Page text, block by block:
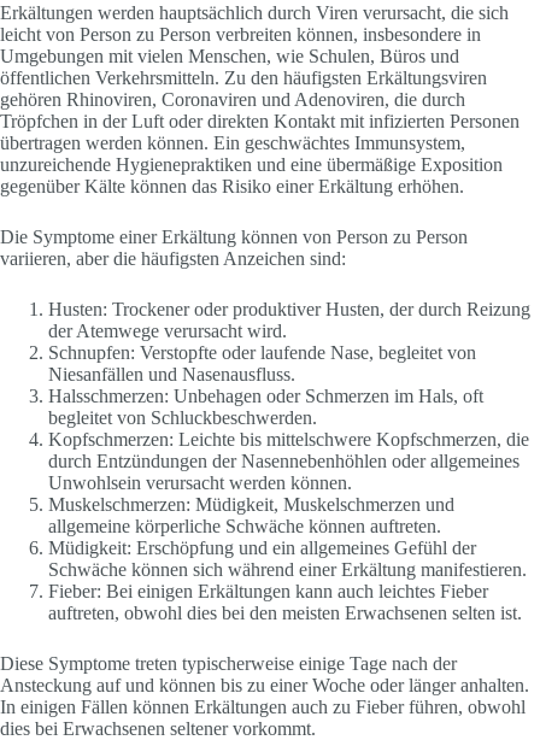
Erkältungen werden hauptsächlich durch Viren verursacht, die sich
leicht von Person zu Person verbreiten können, insbesondere in
Umgebungen mit vielen Menschen, wie Schulen, Büros und
öffentlichen Verkehrsmitteln. Zu den häufigsten Erkältungsviren
gehören Rhinoviren, Coronaviren und Adenoviren, die durch
Tröpfchen in der Luft oder direkten Kontakt mit infizierten Personen
übertragen werden können. Ein geschwächtes Immunsystem,
unzureichende Hygienepraktiken und eine übermäßige Exposition
gegenüber Kälte können das Risiko einer Erkältung erhöhen.
Die Symptome einer Erkältung können von Person zu Person
variieren, aber die häufigsten Anzeichen sind:
Husten: Trockener oder produktiver Husten, der durch Reizung
der Atemwege verursacht wird.
Schnupfen: Verstopfte oder laufende Nase, begleitet von
Niesanfällen und Nasenausfluss.
Halsschmerzen: Unbehagen oder Schmerzen im Hals, oft
begleitet von Schluckbeschwerden.
Kopfschmerzen: Leichte bis mittelschwere Kopfschmerzen, die
durch Entzündungen der Nasennebenhöhlen oder allgemeines
Unwohlsein verursacht werden können.
Muskelschmerzen: Müdigkeit, Muskelschmerzen und
allgemeine körperliche Schwäche können auftreten.
Müdigkeit: Erschöpfung und ein allgemeines Gefühl der
Schwäche können sich während einer Erkältung manifestieren.
Fieber: Bei einigen Erkältungen kann auch leichtes Fieber
auftreten, obwohl dies bei den meisten Erwachsenen selten ist.
Diese Symptome treten typischerweise einige Tage nach der
Ansteckung auf und können bis zu einer Woche oder länger anhalten.
In einigen Fällen können Erkältungen auch zu Fieber führen, obwohl
dies bei Erwachsenen seltener vorkommt.